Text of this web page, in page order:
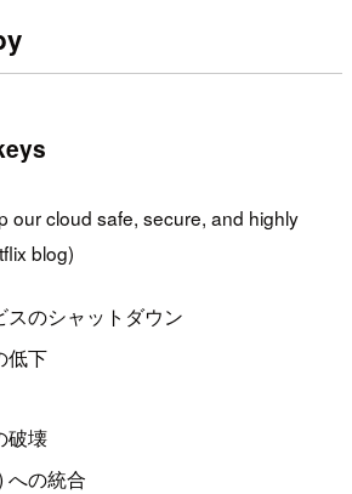
our cloud safe, secure, and highly
blog)
スのシャットダウン
低下
破壊
への統合